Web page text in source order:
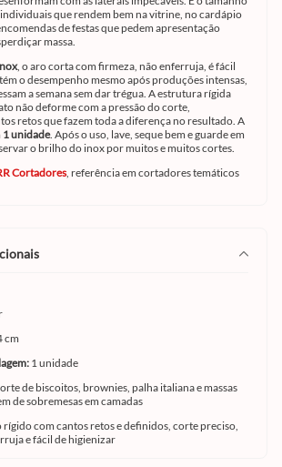
que rendem bem na vitrine, no cardápio
de festas que pedem apresentação
massa.
, o aro corta com firmeza, não enferruja, é fácil
o desempenho mesmo após produções intensas,
a semana sem dar trégua. A estrutura rígida
não deforme com a pressão do corte,
retos que fazem toda a diferença no resultado. A
1 unidade. Após o uso, lave, seque bem e guarde em
o brilho do inox por muitos e muitos cortes.
Cortadores, referência em cortadores temáticos
cm
1 unidade
de biscoitos, brownies, palha italiana e massas
de sobremesas em camadas
rígido com cantos retos e definidos, corte preciso,
e fácil de higienizar